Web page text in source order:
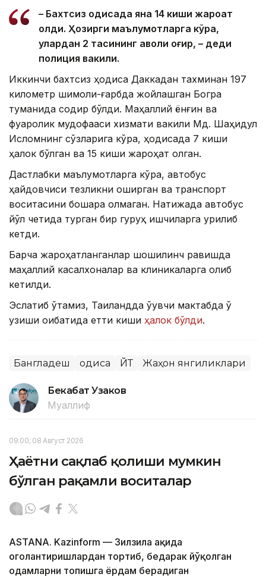
– Бахтсиз ҳодисада яна 14 киши жароҳат
олди. Ҳозирги маълумотларга кўра,
улардан 2 тасининг аҳволи оғир, – деди
полиция вакили.
Иккинчи бахтсиз ҳодиса Даккадан тахминан 197
километр шимоли-ғарбда жойлашган Богра
туманида содир бўлди. Маҳаллий ёнғин ва
фуқаролик мудофааси хизмати вакили Мд. Шаҳидул
Исломнинг сўзларига кўра, ҳодисада 7 киши
ҳалок бўлган ва 15 киши жароҳат олган.
Дастлабки маълумотларга кўра, автобус
ҳайдовчиси тезликни оширган ва транспорт
воситасини бошқара олмаган. Натижада автобус
йўл четида турган бир гуруҳ ишчиларга урилиб
кетди.
Барча жароҳатланганлар шошилинч равишда
маҳаллий касалхоналар ва клиникаларга олиб
кетилди.
Эслатиб ўтамиз, Таиландда ўқувчи мактабда ўқ
узиши оқибатида етти киши ҳалок бўлди.
Бангладеш Ҳодиса ЙТҲ Жаҳон янгиликлари
Бекабат Узаков
Муаллиф
09:00, 08 Август 2026
Ҳаётни сақлаб қолиши мумкин
бўлган рақамли воситалар
ASTANA. Kazinform — Зилзила ҳақида
огоҳлантиришлардан тортиб, бедарак йўқолган
одамларни топишга ёрдам берадиган